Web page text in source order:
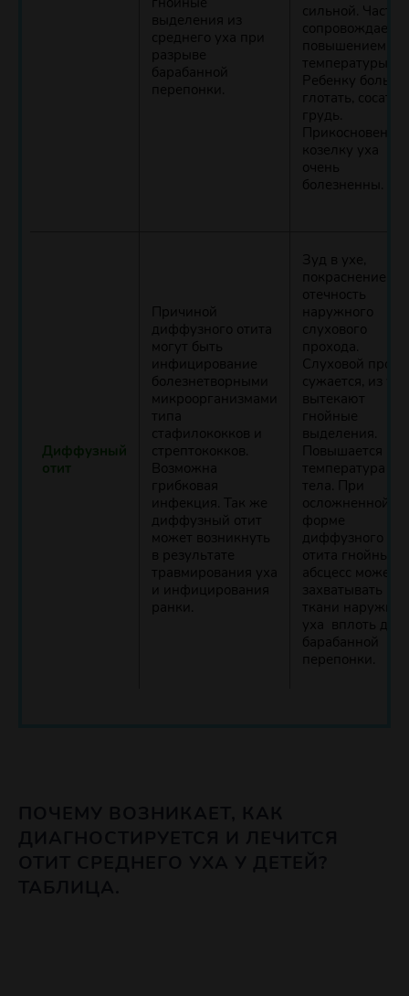
выделения из
среднего уха при
разрыве
барабанной
перепонки.
сильной. Часто
сопровождается
повышением
температуры.
Ребенку больно
глотать, сосать
грудь.
Прикосновения
козелку уха
очень
болезненны.
Диффузный
отит
Причиной
диффузного отита
могут быть
инфицирование
болезнетворными
микроорганизмами
типа
стафилококков и
стрептококков.
Возможна
грибковая
инфекция. Так же
диффузный отит
может возникнуть
в результате
травмирования уха
и инфицирования
ранки.
Зуд в ухе,
покраснение и
отечность
наружного
слухового
прохода.
Слуховой
сужается, из уха
вытекают
гнойные
выделения.
Повышается
температура
тела. При
осложненной
форме
диффузного
отита гнойный
абсцесс может
захватывать все
ткани
уха вплоть до
барабанной
перепонки.